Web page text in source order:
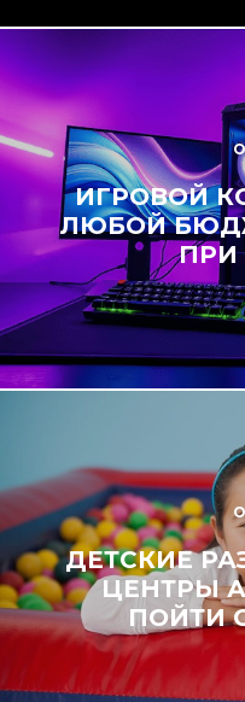
ИГРОВОЙ
ЛЮБОЙ
ПРИ
ДЕТСКИЕ
ЦЕНТРЫ
ПОЙТИ